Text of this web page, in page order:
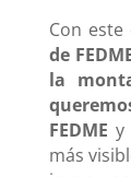
Con
de
la
FEDME y
más